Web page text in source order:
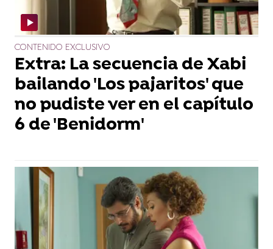
CONTENIDO EXCLUSIVO
Extra: La secuencia de Xabi
bailando 'Los pajaritos' que
no pudiste ver en el capítulo
6 de 'Benidorm'